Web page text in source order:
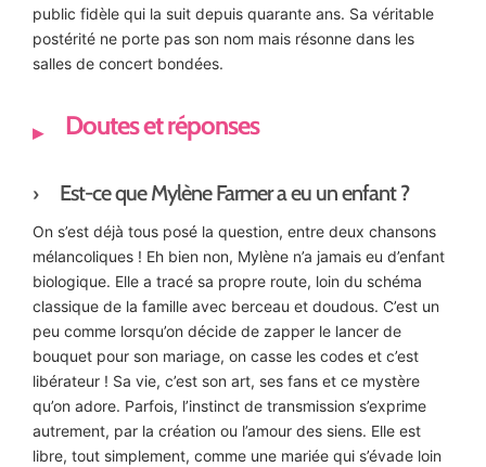
public fidèle qui la suit depuis quarante ans. Sa véritable
postérité ne porte pas son nom mais résonne dans les
salles de concert bondées.
Doutes et réponses
Est-ce que Mylène Farmer a eu un enfant ?
On s’est déjà tous posé la question, entre deux chansons
mélancoliques ! Eh bien non, Mylène n’a jamais eu d’enfant
biologique. Elle a tracé sa propre route, loin du schéma
classique de la famille avec berceau et doudous. C’est un
peu comme lorsqu’on décide de zapper le lancer de
bouquet pour son mariage, on casse les codes et c’est
libérateur ! Sa vie, c’est son art, ses fans et ce mystère
qu’on adore. Parfois, l’instinct de transmission s’exprime
autrement, par la création ou l’amour des siens. Elle est
libre, tout simplement, comme une mariée qui s’évade loin